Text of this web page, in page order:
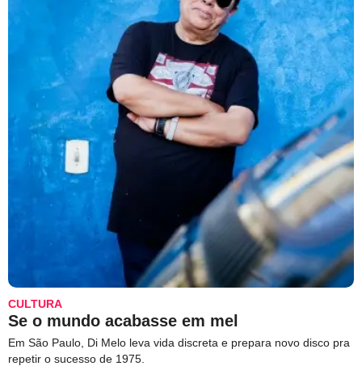
CULTURA
Se o mundo acabasse em mel
Em São Paulo, Di Melo leva vida discreta e prepara novo disco pra
repetir o sucesso de 1975.